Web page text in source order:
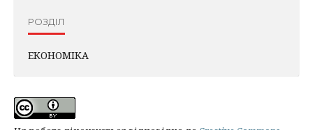
РОЗДІЛ
ЕКОНОМІКА